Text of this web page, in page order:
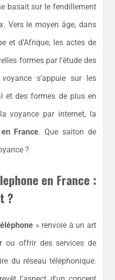
basait sur le fendillement
Vers le moyen âge, dans
et d’Afrique, les actes de
formes par l’étude des
s’appuie sur les
et des formes de plus en
voyance par internet, la
France. Que sait­on de
?
en France :
?
» renvoie à un art
ou offrir des services de
du réseau téléphonique.